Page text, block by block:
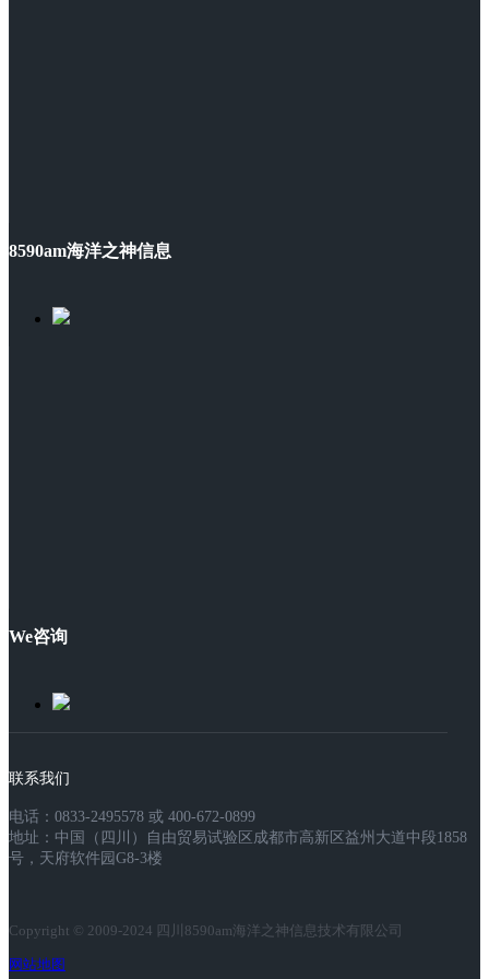
8590am海洋之神信息
We咨询
联系我们
电话：0833-2495578 或 400-672-0899
地址：中国（四川）自由贸易试验区成都市高新区益州大道中段1858
号，天府软件园G8-3楼
Copyright © 2009-2024 四川8590am海洋之神信息技术有限公司
网站地图